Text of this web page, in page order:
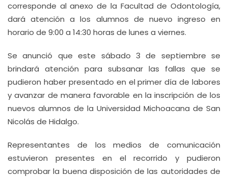
corresponde al anexo de la Facultad de Odontología,
dará atención a los alumnos de nuevo ingreso en
horario de 9:00 a 14:30 horas de lunes a viernes.
Se anunció que este sábado 3 de septiembre se
brindará atención para subsanar las fallas que se
pudieron haber presentado en el primer día de labores
y avanzar de manera favorable en la inscripción de los
nuevos alumnos de la Universidad Michoacana de San
Nicolás de Hidalgo.
Representantes de los medios de comunicación
estuvieron presentes en el recorrido y pudieron
comprobar la buena disposición de las autoridades de